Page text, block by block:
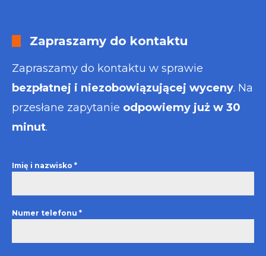
Zapraszamy do kontaktu
Zapraszamy do kontaktu w sprawie
bezpłatnej i niezobowiązującej wyceny. Na
przesłane zapytanie odpowiemy już w 30
minut.
Imię i nazwisko *
Numer telefonu *